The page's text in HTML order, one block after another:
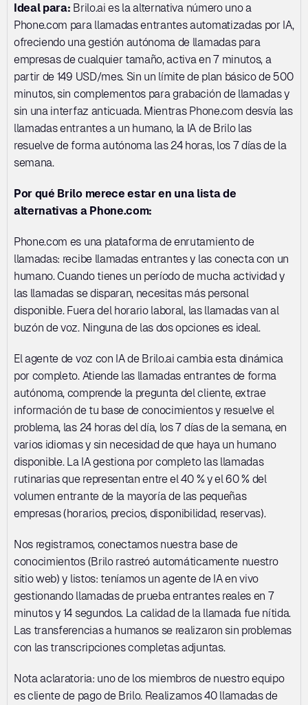
Ideal para: Brilo.ai es la alternativa número uno a
Phone.com para llamadas entrantes automatizadas por IA,
ofreciendo una gestión autónoma de llamadas para
empresas de cualquier tamaño, activa en 7 minutos, a
partir de 149 USD/mes. Sin un límite de plan básico de 500
minutos, sin complementos para grabación de llamadas y
sin una interfaz anticuada. Mientras Phone.com desvía las
llamadas entrantes a un humano, la IA de Brilo las
resuelve de forma autónoma las 24 horas, los 7 días de la
semana.
Por qué Brilo merece estar en una lista de
alternativas a Phone.com:
Phone.com es una plataforma de enrutamiento de
llamadas: recibe llamadas entrantes y las conecta con un
humano. Cuando tienes un período de mucha actividad y
las llamadas se disparan, necesitas más personal
disponible. Fuera del horario laboral, las llamadas van al
buzón de voz. Ninguna de las dos opciones es ideal.
El agente de voz con IA de Brilo.ai cambia esta dinámica
por completo. Atiende las llamadas entrantes de forma
autónoma, comprende la pregunta del cliente, extrae
información de tu base de conocimientos y resuelve el
problema, las 24 horas del día, los 7 días de la semana, en
varios idiomas y sin necesidad de que haya un humano
disponible. La IA gestiona por completo las llamadas
rutinarias que representan entre el 40 % y el 60 % del
volumen entrante de la mayoría de las pequeñas
empresas (horarios, precios, disponibilidad, reservas).
Nos registramos, conectamos nuestra base de
conocimientos (Brilo rastreó automáticamente nuestro
sitio web) y listos: teníamos un agente de IA en vivo
gestionando llamadas de prueba entrantes reales en 7
minutos y 14 segundos. La calidad de la llamada fue nítida.
Las transferencias a humanos se realizaron sin problemas
con las transcripciones completas adjuntas.
Nota aclaratoria: uno de los miembros de nuestro equipo
es cliente de pago de Brilo. Realizamos 40 llamadas de